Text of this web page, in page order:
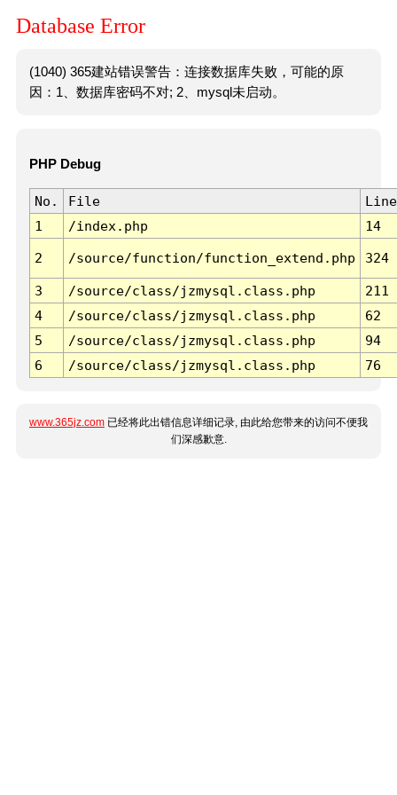
Database Error
(1040) 365建站错误警告：连接数据库失败，可能的原
因：1、数据库密码不对; 2、mysql未启动。
PHP Debug
No. File
Line
1
/index.php 14
2 /source/function/function_extend.php 324
3 /source/class/jzmysql.class.php
211
4
/source/class/jzmysql.class.php
62
5
/source/class/jzmysql.class.php
94
6
/source/class/jzmysql.class.php 76
www.365jz.com 已经将此出错信息详细记录, 由此给您带来的访问不便我
们深感歉意.